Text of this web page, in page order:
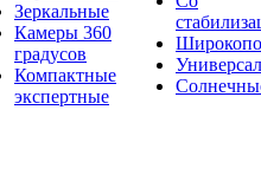
Зеркальные
Камеры 360
градусов
Компактные
экспертные